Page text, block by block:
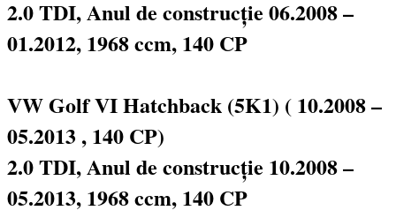
2.0 TDI, Anul de construcție 06.2008 –
01.2012, 1968 ccm, 140 CP
VW Golf VI Hatchback (5K1) ( 10.2008 –
05.2013 , 140 CP)
2.0 TDI, Anul de construcție 10.2008 –
05.2013, 1968 ccm, 140 CP